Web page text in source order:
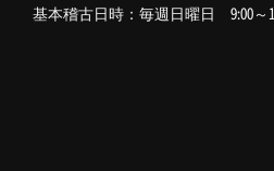
基本稽古日時：毎週日曜日 9:00～